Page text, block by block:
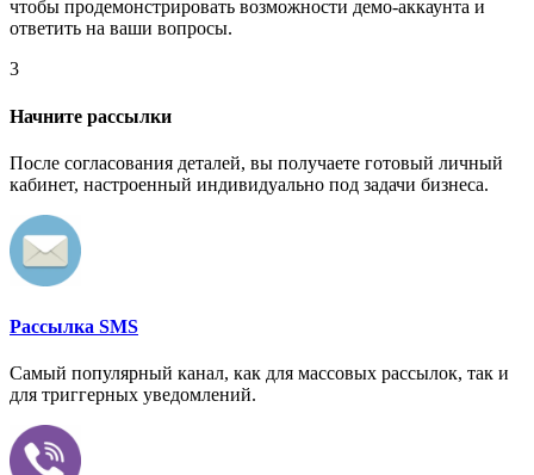
чтобы продемонстрировать возможности демо-аккаунта и
ответить на ваши вопросы.
3
Начните рассылки
После согласования деталей, вы получаете готовый личный
кабинет, настроенный индивидуально под задачи бизнеса.
Рассылка SMS
Самый популярный канал, как для массовых рассылок, так и
для триггерных уведомлений.